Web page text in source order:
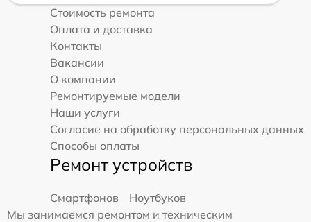
Стоимость ремонта
Оплата и доставка
Контакты
Вакансии
О компании
Ремонтируемые модели
Наши услуги
Согласие на обработку персональных данных
Способы оплаты
Ремонт устройств
Смартфонов
Ноутбуков
Мы занимаемся ремонтом и техническим